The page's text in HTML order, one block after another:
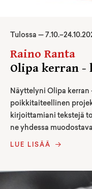
Tulossa — 7.10.–
Raino Ranta
Olipa kerran -
Näyttelyni Olipa kerran
poikkitaiteellinen
kirjoittamiani tekstejä
ne yhdessa
LUE LISÄÄ